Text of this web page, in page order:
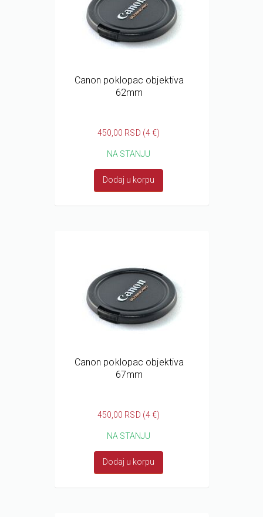
Canon poklopac objektiva
62mm
450,00 RSD (4 €)
NA STANJU
Dodaj u korpu
Canon poklopac objektiva
67mm
450,00 RSD (4 €)
NA STANJU
Dodaj u korpu